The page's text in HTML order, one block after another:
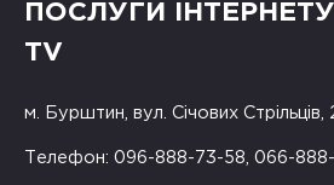
ПОСЛУГИ
TV
м. Бурштин, вул. Січових Стрільців,
Телефон: 096-888-73-58, 066-